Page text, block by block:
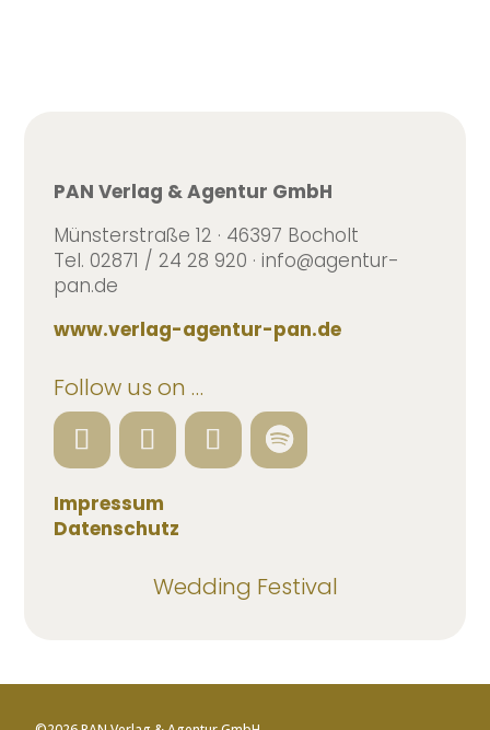
PAN Verlag & Agentur GmbH
Münsterstraße 12 · 46397 Bocholt
Tel. 02871 / 24 28 920 · info@agentur-
pan.de
www.verlag-agentur-pan.de
Follow us on …
Impressum
Datenschutz
Wedding Festival